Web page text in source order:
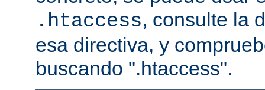
.htaccess, consulte la
esa directiva, y
buscando ".htaccess".